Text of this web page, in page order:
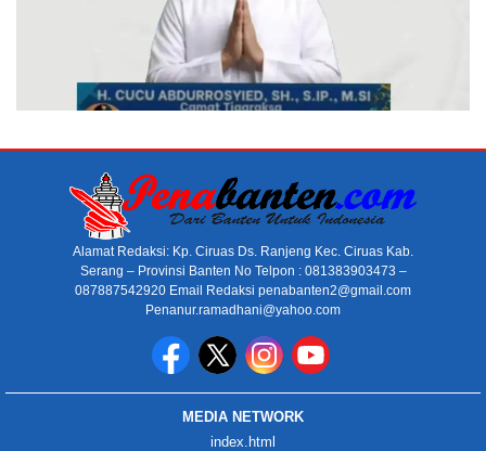
Alamat Redaksi: Kp. Ciruas Ds. Ranjeng Kec. Ciruas Kab.
Serang – Provinsi Banten No Telpon : 081383903473 –
087887542920 Email Redaksi penabanten2@gmail.com
Penanur.ramadhani@yahoo.com
MEDIA NETWORK
index.html